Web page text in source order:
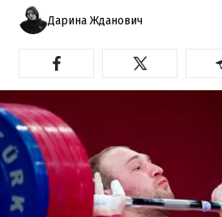
Дарина Жданович